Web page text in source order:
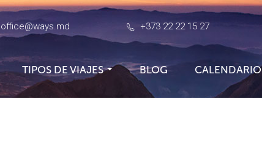
office@ways.md +373 22 22 15 27
TIPOS DE VIAJES BLOG CALENDARIO